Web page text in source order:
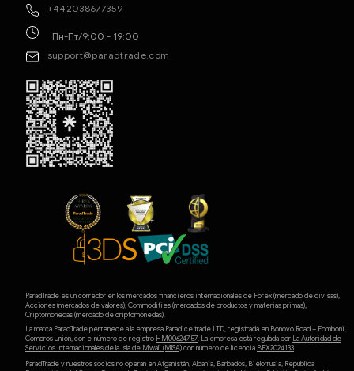
+442038677359
Пн-Пт/9:00 - 19:00
support@paradtrade.com
ParadTrade es un corredor en los mercados financieros internacionales de Forex (mercado de divisas),
Acciones (mercados de valores), Commodities (mercados de productos y materias primas),
Criptomonedas (mercado de criptomonedas).
La marca ParadTrade pertenece a la empresa Paradice trade LTD, registrada en Bonovo Road – Fomboni,
Comoros Union, con el número de registro HM00624757. La empresa está regulada por La Autoridad de
Servicios Internacionales de la Isla de Mwali (MlSA)con número de licencia BFX2024133.
ParadTrade y nuestros socios no operan en Afganistán, Albania, Barbados, Bielorrusia, República